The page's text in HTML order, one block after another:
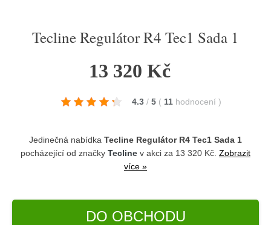
Tecline Regulátor R4 Tec1 Sada 1
13 320 Kč
4.3 / 5 ( 11 hodnocení )
Jedinečná nabídka Tecline Regulátor R4 Tec1 Sada 1
pocházející od značky Tecline v akci za 13 320 Kč. Zobrazit
více »
DO OBCHODU